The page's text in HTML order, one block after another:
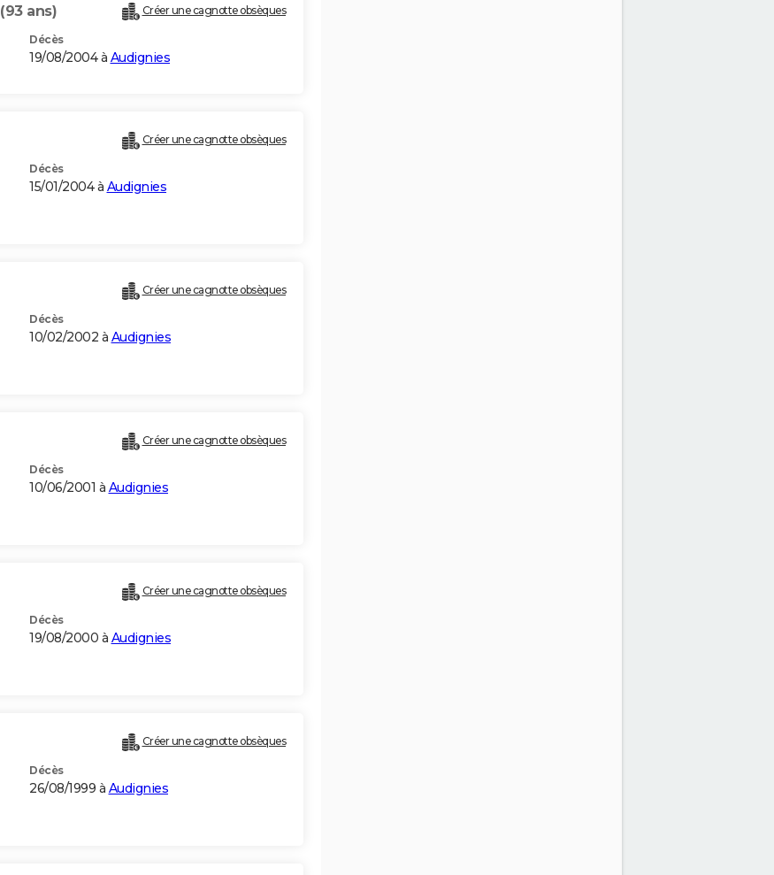
(93 ans) Créer une cagnotte obsèques
Décès
19/08/2004 à Audignies
Créer une cagnotte obsèques
Décès
15/01/2004 à Audignies
Créer une cagnotte obsèques
Décès
10/02/2002 à Audignies
Créer une cagnotte obsèques
Décès
10/06/2001 à Audignies
Créer une cagnotte obsèques
Décès
19/08/2000 à Audignies
Créer une cagnotte obsèques
Décès
26/08/1999 à Audignies